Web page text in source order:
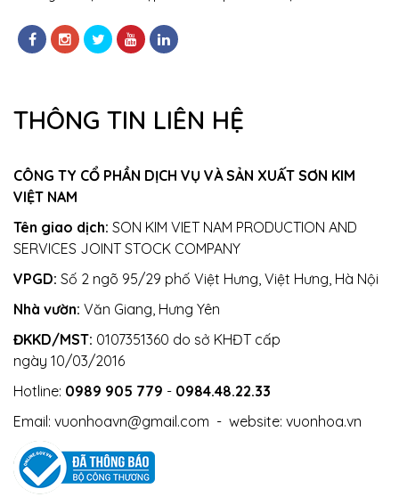
THÔNG TIN LIÊN HỆ
CÔNG TY CỔ PHẦN DỊCH VỤ VÀ SẢN XUẤT SƠN KIM
VIỆT NAM
Tên giao dịch: SON KIM VIET NAM PRODUCTION AND
SERVICES JOINT STOCK COMPANY
VPGD: Số 2 ngõ 95/29 phố Việt Hưng, Việt Hưng, Hà Nội
Nhà vườn: Văn Giang, Hưng Yên
ĐKKD/MST: 0107351360 do sở KHĐT cấp
ngày 10/03/2016
Hotline: 0989 905 779 - 0984.48.22.33
Email: vuonhoavn@gmail.com - website: vuonhoa.vn